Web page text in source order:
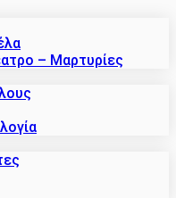
– Μαρτυρίες